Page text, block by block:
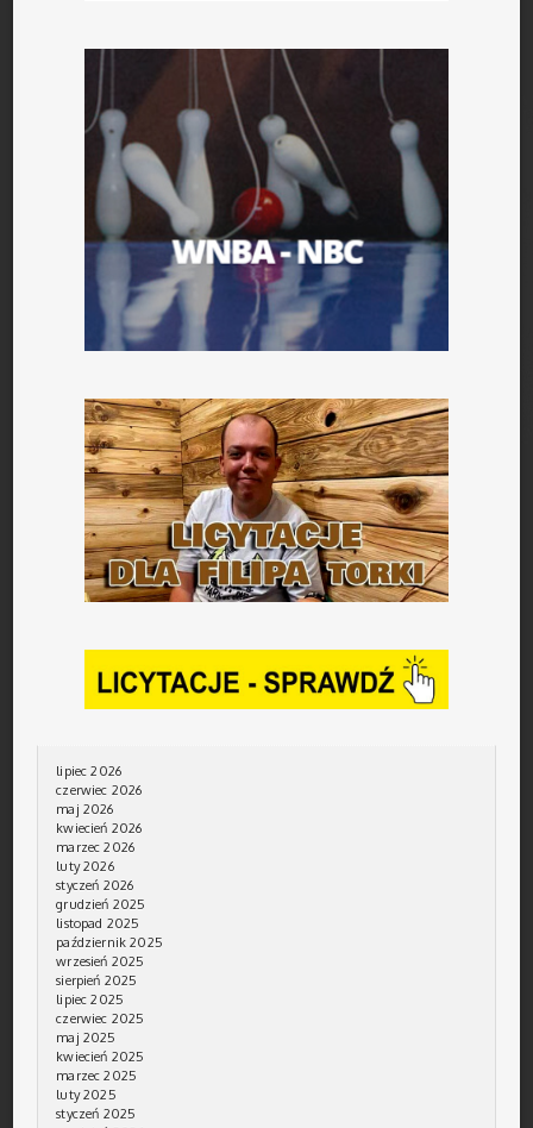
lipiec 2026
czerwiec 2026
maj 2026
kwiecień 2026
marzec 2026
luty 2026
styczeń 2026
grudzień 2025
listopad 2025
październik 2025
wrzesień 2025
sierpień 2025
lipiec 2025
czerwiec 2025
maj 2025
kwiecień 2025
marzec 2025
luty 2025
styczeń 2025